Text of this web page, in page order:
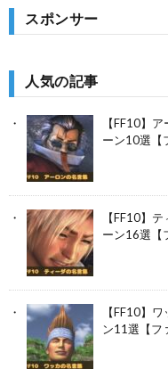
スポンサー
人気の記事
【FF10】
ーン10選【
【FF10】
ーン16選【
【FF10】
ン11選【フ